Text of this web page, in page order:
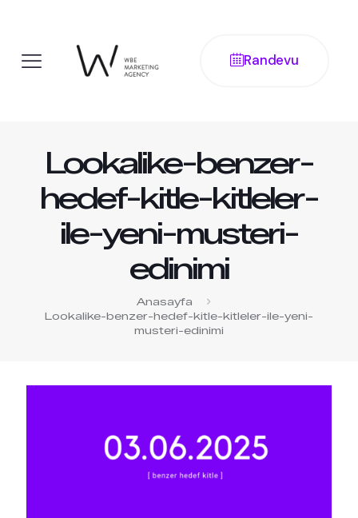
Randevu
Lookalike-benzer-
hedef-kitle-kitleler-
ile-yeni-musteri-
edinimi
Anasayfa
Lookalike-benzer-hedef-kitle-kitleler-ile-yeni-
musteri-edinimi